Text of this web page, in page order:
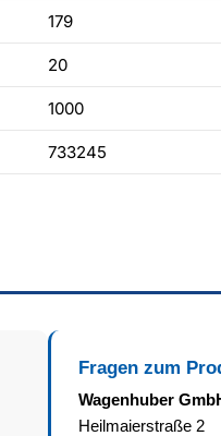
179
20
1000
733245
Fragen zum
Wagenhuber
Heilmaierstraße 2